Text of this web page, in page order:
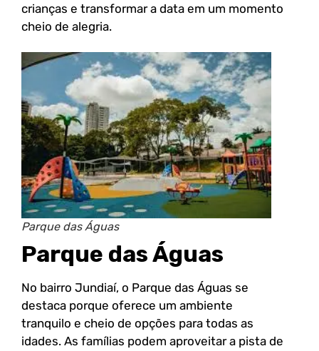
crianças e transformar a data em um momento
cheio de alegria.
Parque das Águas
Parque das Águas
No bairro Jundiaí, o Parque das Águas se
destaca porque oferece um ambiente
tranquilo e cheio de opções para todas as
idades. As famílias podem aproveitar a pista de